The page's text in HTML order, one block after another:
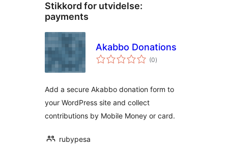
Stikkord for utvidelse:
payments
Akabbo Donations
(0totale
vurderinger
)
Add a secure Akabbo donation form to
your WordPress site and collect
contributions by Mobile Money or card.
rubypesa